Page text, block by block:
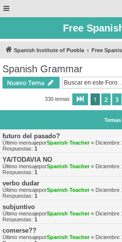
Free
Spanish Institute of Puebla Free
Spanish Grammar
Nuevo Tema
330 temas Página de
1 2 3
Temas
futuro del pasado?
Último mensajeporSpanish Teacher« Diciembre
Respuestas: 1
YA/TODAVIA NO
Último mensajeporSpanish Teacher« Diciembre
Respuestas: 1
verbo dudar
Último mensajeporSpanish Teacher« Diciembre
Respuestas: 1
subjuntivo
Último mensajeporSpanish Teacher« Diciembre
Respuestas: 1
comerse??
Último mensajeporSpanish Teacher« Diciembre